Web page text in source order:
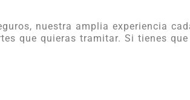
nuestra amplia experiencia
que quieras tramitar. Si tienes